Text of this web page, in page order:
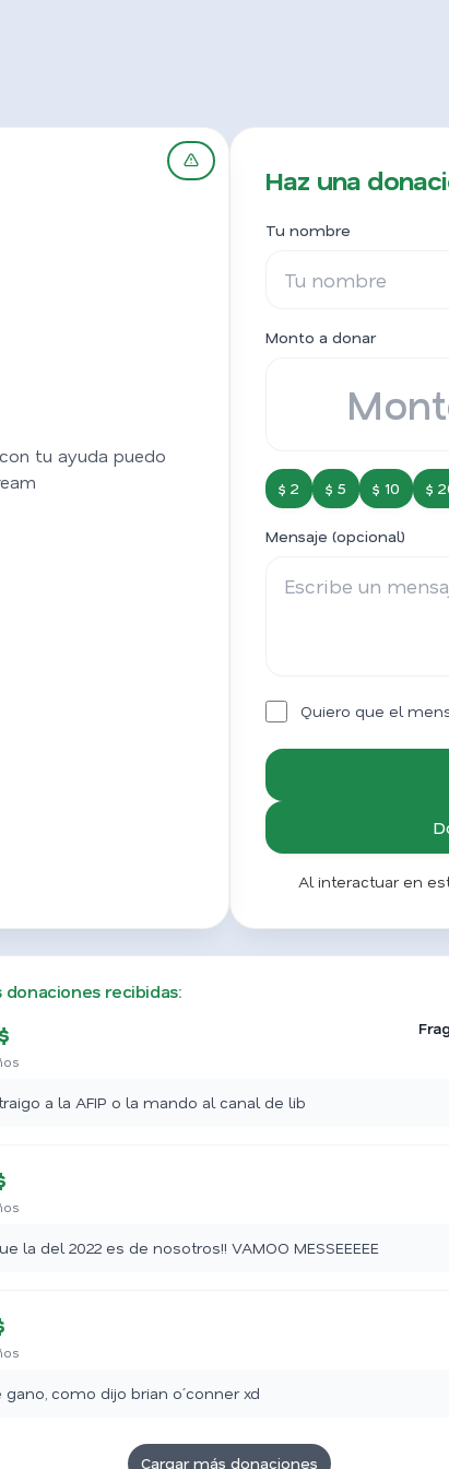
tu ayuda puedo
Haz una
Tu nombre
Monto a donar
$ 2 $ 5 $ 10 $
Mensaje (opcional)
Quiero que el
Al interactuar en
recibidas:
a la AFIP o la mando al canal de lib
la del 2022 es de nosotros!! VAMOO MESSEEEEE
gano, como dijo brian o´conner xd
Cargar más donaciones